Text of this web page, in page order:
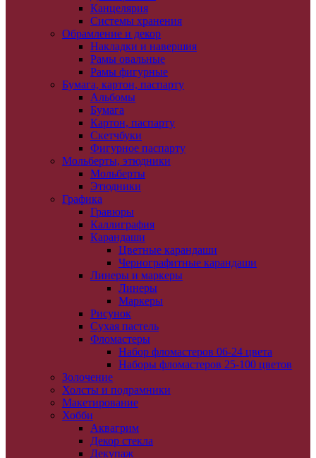
Канцелярия
Системы хранения
Обрамление и декор
Накладки и навершия
Рамы овальные
Рамы фигурные
Бумага, картон, паспарту
Альбомы
Бумага
Картон, паспарту
Скетчбуки
Фигурное паспарту
Мольберты, этюдники
Мольберты
Этюдники
Графика
Гравюры
Каллиграфия
Карандаши
Цветные карандаши
Чернографитные карандаши
Линеры и маркеры
Линеры
Маркеры
Рисунок
Сухая пастель
Фломастеры
Набор фломастеров 06-24 цвета
Наборы фломастеров 25-100 цветов
Золочение
Холсты и подрамники
Макетирование
Хобби
Аквагрим
Декор стекла
Декупаж